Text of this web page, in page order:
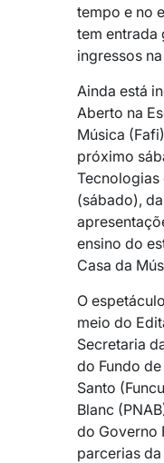
tempo e no
tem entrada
ingressos
Ainda está
Aberto na
Música
próximo
Tecnologias
(sábado),
ensino do
Casa da
O
meio do
Secretaria
do Fundo
Santo
Blanc
do Governo
parcerias